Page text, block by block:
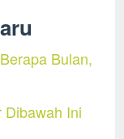
Bulan,
Dibawah Ini